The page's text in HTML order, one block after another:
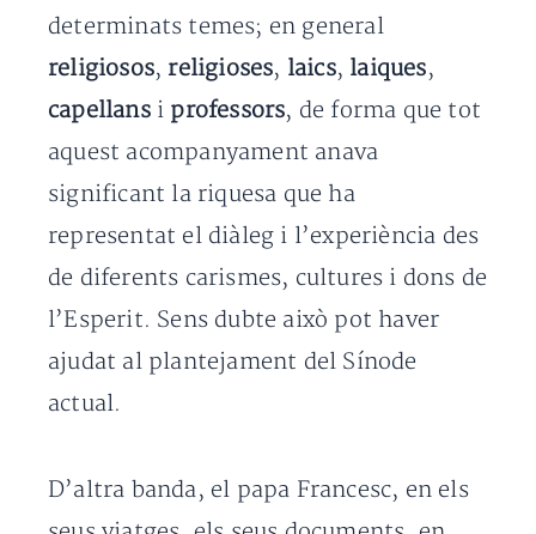
determinats temes; en general
religiosos, religioses, laics, laiques,
capellansi professors, de forma que tot
aquest acompanyament anava
significant la riquesa que ha
representat el diàleg i l’experiència des
de diferents carismes, cultures i dons de
l’Esperit. Sens dubte això pot haver
ajudat al plantejament del Sínode
actual.
D’altra banda, el papa Francesc, en els